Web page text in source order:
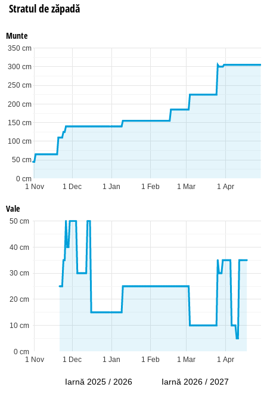
Stratul de zăpadă
Munte
1 Nov 1 Dec 1 Jan 1 Feb 1 Mar 1 Apr
0 cm
50 cm
100 cm
150 cm
200 cm
250 cm
300 cm
350 cm
Vale
1 Nov 1 Dec 1 Jan 1 Feb 1 Mar 1 Apr
0 cm
10 cm
20 cm
30 cm
40 cm
50 cm
Iarnă 2025 / 2026 Iarnă 2026 / 2027